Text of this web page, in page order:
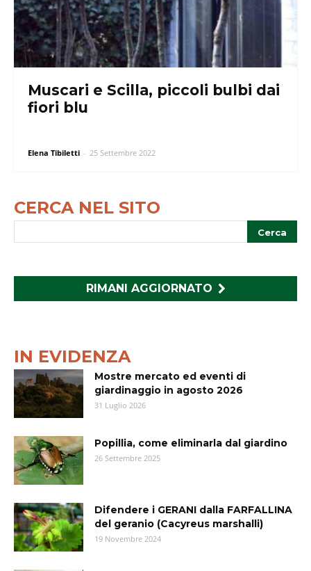
Muscari e Scilla, piccoli bulbi dai
fiori blu
Elena Tibiletti - 25 Settembre 2022
CERCA NEL SITO
RIMANI AGGIORNATO
IN EVIDENZA
Mostre mercato ed eventi di
giardinaggio in agosto 2026
31 Luglio 2026
Popillia, come eliminarla dal giardino
26 Settembre 2025
Difendere i GERANI dalla FARFALLINA
del geranio (Cacyreus marshalli)
19 Novembre 2024